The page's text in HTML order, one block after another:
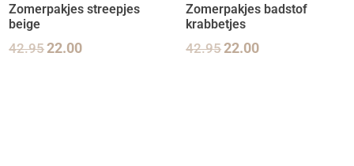
Zomerpakjes streepjes
beige
42.9522.00
Zomerpakjes badstof
krabbetjes
42.9522.00